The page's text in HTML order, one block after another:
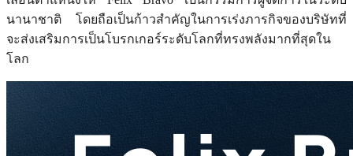
นานาชาติ โดยถือเป็นก้าวสำคัญในการเร่งภารกิจของบริษัทที่
จะส่งเสริมการเป็นโบรกเกอร์ระดับโลกที่ทรงพลังมากที่สุดใน
โลก